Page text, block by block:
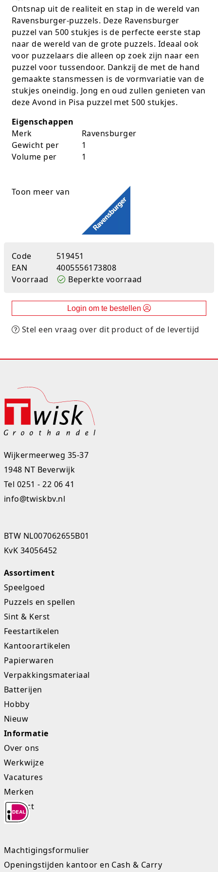
Ontsnap uit de realiteit en stap in de wereld van
Ravensburger-puzzels. Deze Ravensburger
puzzel van 500 stukjes is de perfecte eerste stap
naar de wereld van de grote puzzels. Ideaal ook
voor puzzelaars die alleen op zoek zijn naar een
puzzel voor tussendoor. Dankzij de met de hand
gemaakte stansmessen is de vormvariatie van de
stukjes oneindig. Jong en oud zullen genieten van
deze Avond in Pisa puzzel met 500 stukjes.
Eigenschappen
Merk
Ravensburger
Gewicht per
1
Volume per
1
Toon meer van
Code
519451
EAN
4005556173808
Voorraad
Beperkte voorraad
Login om te bestellen
Stel een vraag over dit product of de levertijd
Wijkermeerweg 35-37
1948 NT Beverwijk
Tel 0251 - 22 06 41
info@twiskbv.nl
BTW NL007062655B01
KvK 34056452
Assortiment
Speelgoed
Puzzels en spellen
Sint & Kerst
Feestartikelen
Kantoorartikelen
Papierwaren
Verpakkingsmateriaal
Batterijen
Hobby
Nieuw
Informatie
Over ons
Werkwijze
Vacatures
Merken
Contact
Machtigingsformulier
Openingstijden kantoor en Cash & Carry
K-pop Star
Little Dutch
Lumpin
Magnetic Construction Sets
Muziek
Opruiming
Peppa Pig
Poppen
Skippy's
Slime & Putty
Sluban
Spaarpotten
Speelfiguren en sets
Spidey
Stitch
Studio Circus
Unicorns
Winkel, keuken en huis
Zomer- en buitenspeelgoed
Perforators
Plakband
Post-It
Puntenslijpers
Rainbow
Rekenmachines
Scharen en messen
Stempels en toebeh.